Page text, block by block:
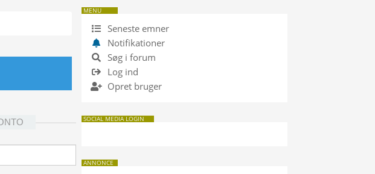
MENU
Seneste emner
Notifikationer
Søg i forum
Log ind
Opret bruger
SOCIAL MEDIA LOGIN
ANNONCE